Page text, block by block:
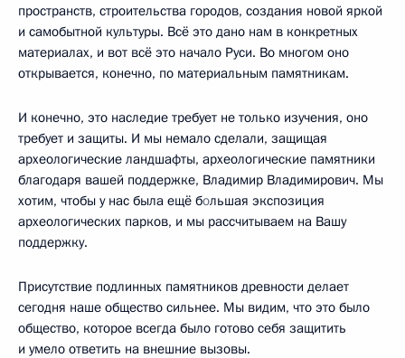
пространств, строительства городов, создания новой яркой
и самобытной культуры. Всё это дано нам в конкретных
материалах, и вот всё это начало Руси. Во многом оно
открывается, конечно, по материальным памятникам.
И конечно, это наследие требует не только изучения, оно
требует и защиты. И мы немало сделали, защищая
археологические ландшафты, археологические памятники
благодаря вашей поддержке, Владимир Владимирович. Мы
хотим, чтобы у нас была ещё большая экспозиция
археологических парков, и мы рассчитываем на Вашу
поддержку.
Присутствие подлинных памятников древности делает
сегодня наше общество сильнее. Мы видим, что это было
общество, которое всегда было готово себя защитить
и умело ответить на внешние вызовы.